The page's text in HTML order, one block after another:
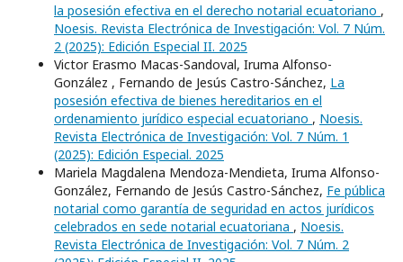
la posesión efectiva en el derecho notarial ecuatoriano ,
Noesis. Revista Electrónica de Investigación: Vol. 7 Núm.
2 (2025): Edición Especial II. 2025
Victor Erasmo Macas-Sandoval, Iruma Alfonso-
González , Fernando de Jesús Castro-Sánchez, La
posesión efectiva de bienes hereditarios en el
ordenamiento jurídico especial ecuatoriano , Noesis.
Revista Electrónica de Investigación: Vol. 7 Núm. 1
(2025): Edición Especial. 2025
Mariela Magdalena Mendoza-Mendieta, Iruma Alfonso-
González, Fernando de Jesús Castro-Sánchez, Fe pública
notarial como garantía de seguridad en actos jurídicos
celebrados en sede notarial ecuatoriana , Noesis.
Revista Electrónica de Investigación: Vol. 7 Núm. 2